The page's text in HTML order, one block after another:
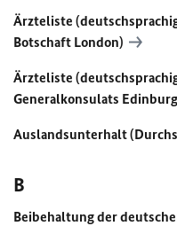
Ärzteliste
Botschaft London)
Ärzteliste
Generalkonsulats
Auslandsunterhalt
B
Beibehaltung der